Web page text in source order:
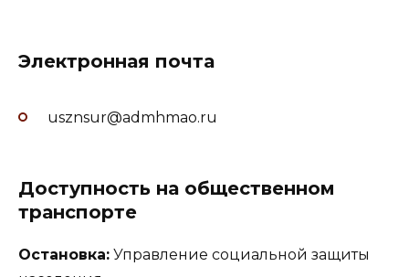
Электронная почта
usznsur@admhmao.ru
Доступность на общественном
транспорте
Остановка: Управление социальной защиты